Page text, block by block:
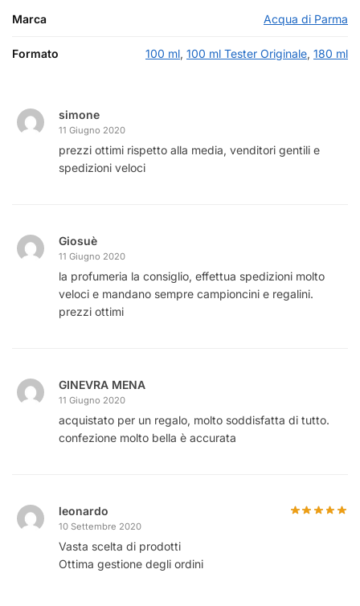
Marca Acqua di Parma
Formato 100 ml, 100 ml Tester Originale, 180 ml
simone
11 Giugno 2020
prezzi ottimi rispetto alla media, venditori gentili e
spedizioni veloci
Giosuè
11 Giugno 2020
la profumeria la consiglio, effettua spedizioni molto
veloci e mandano sempre campioncini e regalini.
prezzi ottimi
GINEVRA MENA
11 Giugno 2020
acquistato per un regalo, molto soddisfatta di tutto.
confezione molto bella è accurata
leonardo
10 Settembre 2020
Vasta scelta di prodotti
Ottima gestione degli ordini